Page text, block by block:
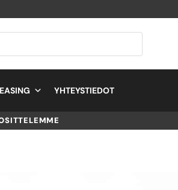
YHTEYSTIEDOT